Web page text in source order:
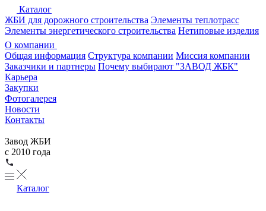
Каталог
ЖБИ для дорожного строительства Элементы теплотрасс
Элементы энергетического строительства Нетиповые изделия
О компании
Общая информация Структура компании Миссия компании
Заказчики и партнеры Почему выбирают "ЗАВОД ЖБК"
Карьера
Закупки
Фотогалерея
Новости
Контакты
Завод ЖБИ
с 2010 года
Каталог